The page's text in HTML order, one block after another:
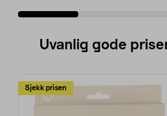
Uvanlig gode
Sjekk prisen